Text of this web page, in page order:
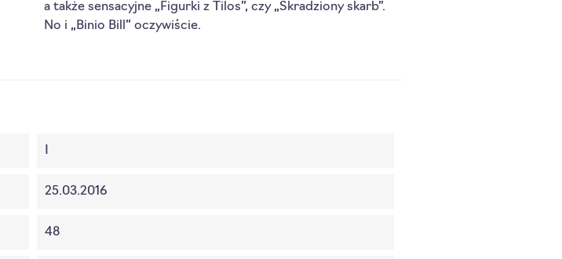
a także sensacyjne „Figurki z Tilos”, czy „Skradziony skarb”.
No i „Binio Bill” oczywiście.
25.03.2016
48